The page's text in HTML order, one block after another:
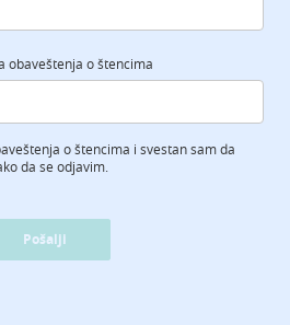
obaveštenja o štencima
o štencima i svestan sam da
da se odjavim.
Pošalji